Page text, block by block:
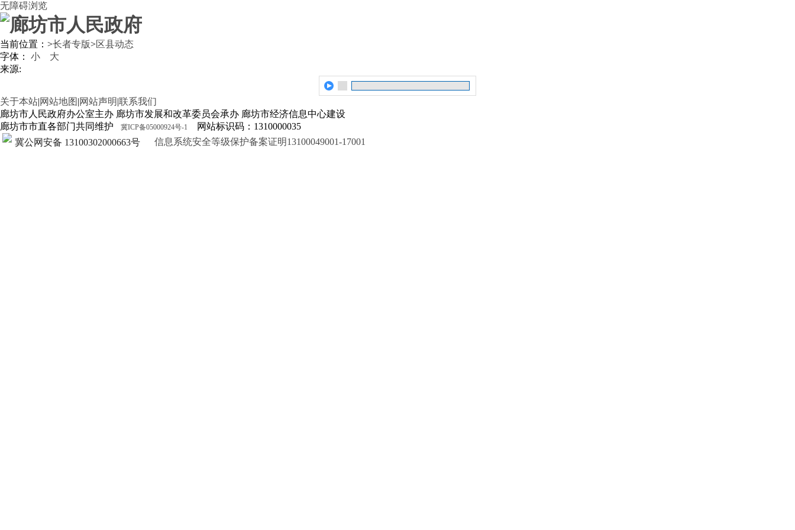
无障碍浏览
当前位置： >长者专版>区县动态
字体： 小
大
来源:
关于本站|网站地图 |网站声明|联系我们
廊坊市人民政府办公室主办 廊坊市发展和改革委员会承办 廊坊市经济信息中心建设
廊坊市市直各部门共同维护
冀ICP备05000924号-1
网站标识码：1310000035
冀公网安备 13100302000663号
信息系统安全等级保护备案证明13100049001-17001